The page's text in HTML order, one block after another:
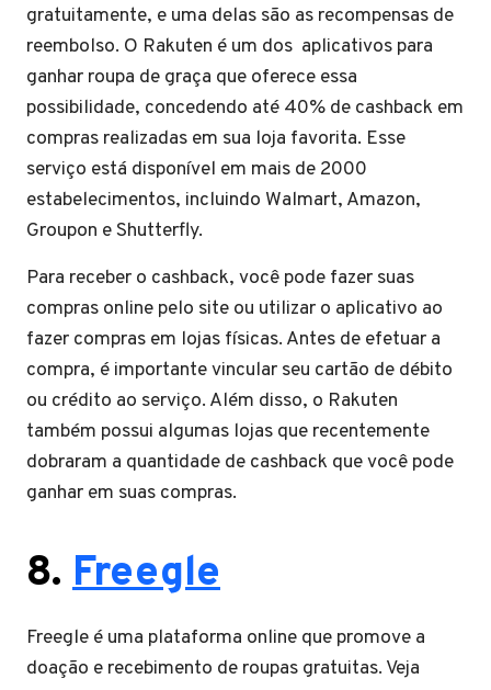
gratuitamente, e uma delas são as recompensas de
reembolso. O Rakuten é um dos aplicativos para
ganhar roupa de graça que oferece essa
possibilidade, concedendo até 40% de cashback em
compras realizadas em sua loja favorita. Esse
serviço está disponível em mais de 2000
estabelecimentos, incluindo Walmart, Amazon,
Groupon e Shutterfly.
Para receber o cashback, você pode fazer suas
compras online pelo site ou utilizar o aplicativo ao
fazer compras em lojas físicas. Antes de efetuar a
compra, é importante vincular seu cartão de débito
ou crédito ao serviço. Além disso, o Rakuten
também possui algumas lojas que recentemente
dobraram a quantidade de cashback que você pode
ganhar em suas compras.
8. Freegle
Freegle é uma plataforma online que promove a
doação e recebimento de roupas gratuitas. Veja